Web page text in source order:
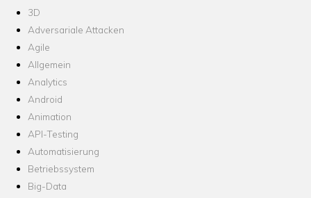
3D
Adversariale Attacken
Agile
Allgemein
Analytics
Android
Animation
API-Testing
Automatisierung
Betriebssystem
Big-Data